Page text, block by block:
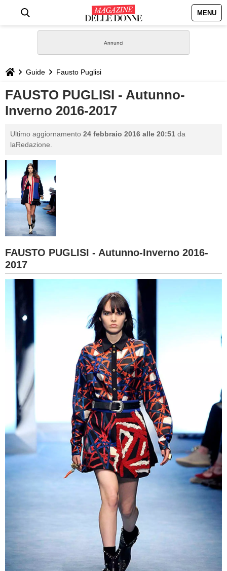
MENU
STILE
BIOGRAFIE
DEFINIZIONI
GASTRONOMIA
CAPELLI
SESSO
DIETA
FORUM
Guide Fausto Puglisi
FAUSTO PUGLISI - Autunno-
Inverno 2016-2017
Ultimo aggiornamento 24 febbraio 2016 alle 20:51 da
laRedazione.
FAUSTO PUGLISI - Autunno-Inverno 2016-
2017